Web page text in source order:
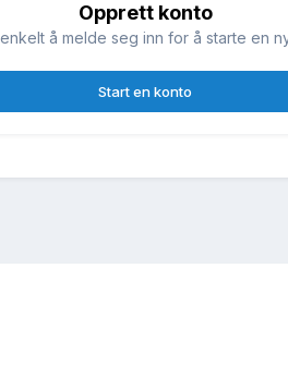
Opprett konto
å melde seg inn for å starte en
Start en konto